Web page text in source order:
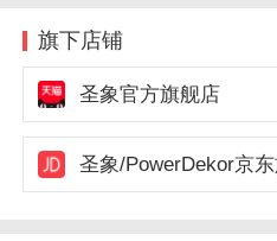
旗下店铺
圣象官方旗舰店
圣象/PowerDekor京